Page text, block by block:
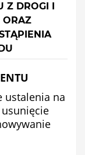
Z DROGI I
ORAZ
ustalenia na
usunięcie